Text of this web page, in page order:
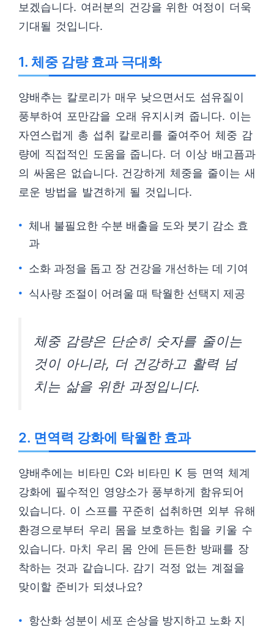
보겠습니다. 여러분의 건강을 위한 여정이 더욱
기대될 것입니다.
1. 체중 감량 효과 극대화
양배추는 칼로리가 매우 낮으면서도 섬유질이
풍부하여 포만감을 오래 유지시켜 줍니다. 이는
자연스럽게 총 섭취 칼로리를 줄여주어 체중 감
량에 직접적인 도움을 줍니다. 더 이상 배고픔과
의 싸움은 없습니다. 건강하게 체중을 줄이는 새
로운 방법을 발견하게 될 것입니다.
체내 불필요한 수분 배출을 도와 붓기 감소 효
과
소화 과정을 돕고 장 건강을 개선하는 데 기여
식사량 조절이 어려울 때 탁월한 선택지 제공
체중 감량은 단순히 숫자를 줄이는
것이 아니라, 더 건강하고 활력 넘
치는 삶을 위한 과정입니다.
2. 면역력 강화에 탁월한 효과
양배추에는 비타민 C와 비타민 K 등 면역 체계
강화에 필수적인 영양소가 풍부하게 함유되어
있습니다. 이 스프를 꾸준히 섭취하면 외부 유해
환경으로부터 우리 몸을 보호하는 힘을 키울 수
있습니다. 마치 우리 몸 안에 든든한 방패를 장
착하는 것과 같습니다. 감기 걱정 없는 계절을
맞이할 준비가 되셨나요?
항산화 성분이 세포 손상을 방지하고 노화 지